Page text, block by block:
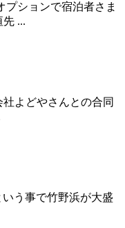
ションで宿泊者さま
...
よどやさんとの合同
う事で竹野浜が大盛